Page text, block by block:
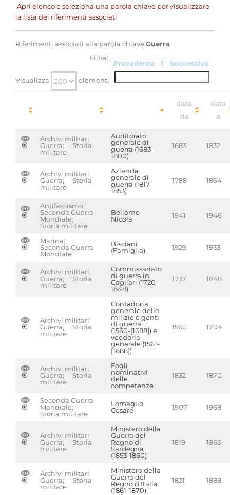
Apri elenco e seleziona una parola chiave per visualizzare
la lista dei riferimenti associati
Riferimenti associati alla parola chiave Guerra
Precedente 1 Successivo
Visualizza elementi
Filtra:
data
da
data
a
Archivi militari;
Guerra; Storia
militare
Auditorato
generale di
guerra (1683-
1800)
1683 1832
Archivi militari;
Guerra; Storia
militare
Azienda
generale di
guerra (1817-
1853)
1788 1864
Antifascismo;
Seconda Guerra
Mondiale;
Storia militare
Bellomo
Nicola
1941 1946
Marina;
Seconda Guerra
Mondiale
Bisciani
(Famiglia)
1929 1933
Archivi militari;
Guerra; Storia
militare
Commissariato
di guerra in
Cagliari (1720-
1848)
1737 1848
Archivi militari;
Guerra; Storia
militare
Contadoria
generale delle
milizie e genti
di guerra
(1560-[1688]) e
veedoria
generale (1561-
[1688])
1560 1704
Archivi militari;
Guerra; Storia
militare
Fogli
nominativi
delle
competenze
1832 1870
Seconda Guerra
Mondiale;
Storia militare
Lomaglio
Cesare
1907 1968
Archivi militari;
Guerra; Storia
militare
Ministero della
Guerra del
Regno di
Sardegna
(1853-1860)
1819 1865
Archivi militari;
Guerra; Storia
militare
Ministero della
Guerra del
Regno d’Italia
(1861-1870)
1821 1888